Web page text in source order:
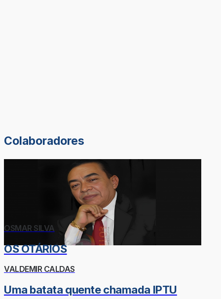
Colaboradores
OSMAR SILVA
OS OTÁRIOS
VALDEMIR CALDAS
Uma batata quente chamada IPTU